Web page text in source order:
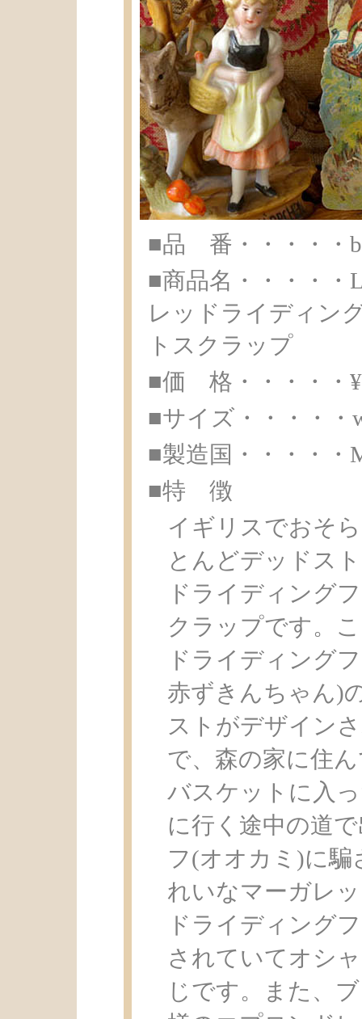
■品 番・・・・・
■商品名・・・・・
レッドライディン
トスクラップ
■価 格・・・・・
■サイズ・・・・・
■製造国・・・・・
■特 徴
イギリスでおそ
とんどデッドス
ドライディング
クラップです。
ドライディング
赤ずきんちゃん)
ストがデザイン
で、森の家に住
バスケットに入
に行く途中の道
フ(オオカミ)に
れいなマーガレ
ドライディング
されていてオシ
じです。また、